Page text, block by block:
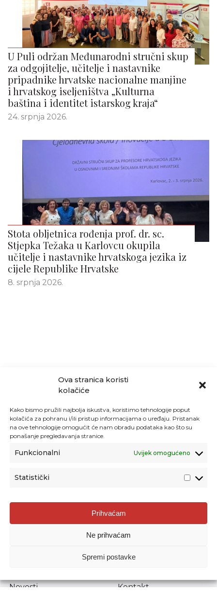
Ova stranica koristi
kolačiće
Kako bismo pružili najbolja iskustva, koristimo tehnologije poput
kolačića za pohranu i/ili pristup informacijama o uređaju. Pristanak
na ove tehnologije omogućit će nam obradu podataka kao što su
ponašanje pregledavanja stranice.
Funkcionalni Uvijek omogućeno
Statistički
Prihvaćam
Ne prihvaćam
Spremi postavke
U Puli održan Međunarodni stručni skup
za odgojitelje, učitelje i nastavnike
pripadnike hrvatske nacionalne manjine
i hrvatskog iseljeništva „Kulturna
baština i identitet istarskog kraja“
24. srpnja 2026.
Stota obljetnica rođenja prof. dr. sc.
Stjepka Težaka u Karlovcu okupila
učitelje i nastavnike hrvatskoga jezika iz
cijele Republike Hrvatske
8. srpnja 2026.
Agencija za odgoj i obrazovanje
Donje Svetice 38, 10000 Zagreb
1778129
Prenošenje sadržaja dopušteno je uz navođenje izvora.
Novosti Kontakt